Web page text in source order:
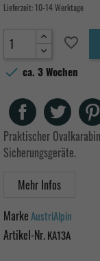
Lieferzeit:10-14 Werktage
favorite_border
 ca. 3 Wochen
Teilen Tweet
Praktischer
Sicherungsgeräte.
Mehr Infos
MarkeAustriAlpin
Artikel-Nr.KA13A